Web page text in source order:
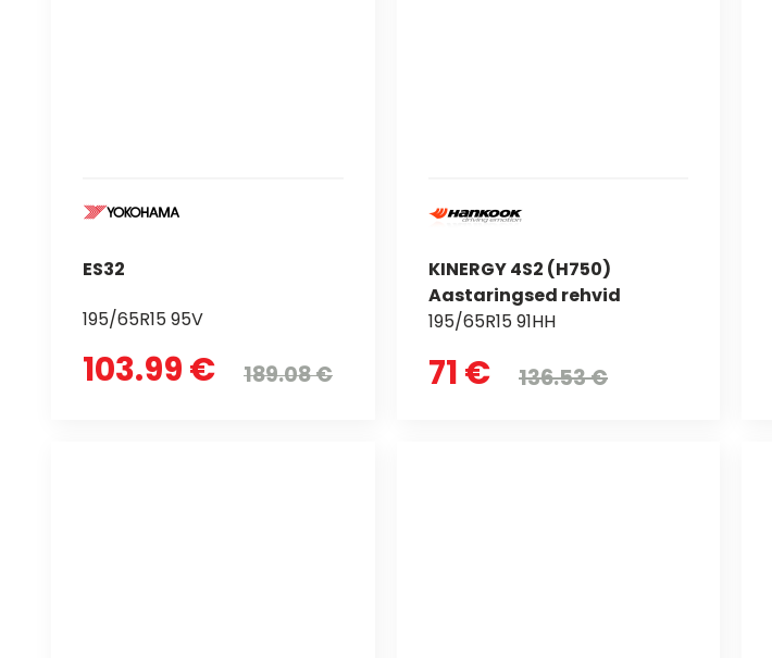
ES32
195/65R15 95V
103.99 € 189.08 €
KINERGY 4S2 (H750)
Aastaringsed rehvid
195/65R15 91HH
71 € 136.53 €